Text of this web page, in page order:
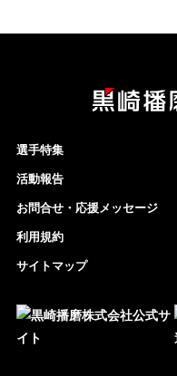
選手特集
活動報告
お問合せ・応援メッセージ
利用規約
サイトマップ